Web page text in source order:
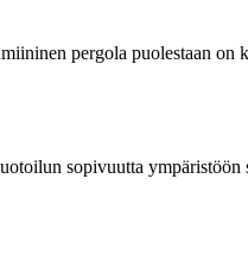
pergola puolestaan on
sopivuutta ympäristöön